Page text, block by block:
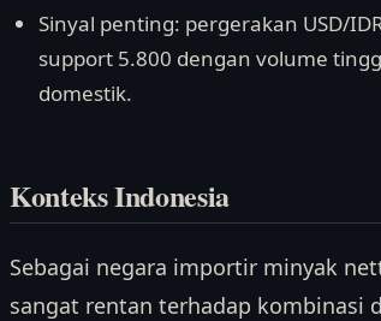
Sinyal penting: pergerakan USD/
support 5.800 dengan volume
domestik.
Konteks Indonesia
Sebagai negara importir minyak
sangat rentan terhadap kombinasi